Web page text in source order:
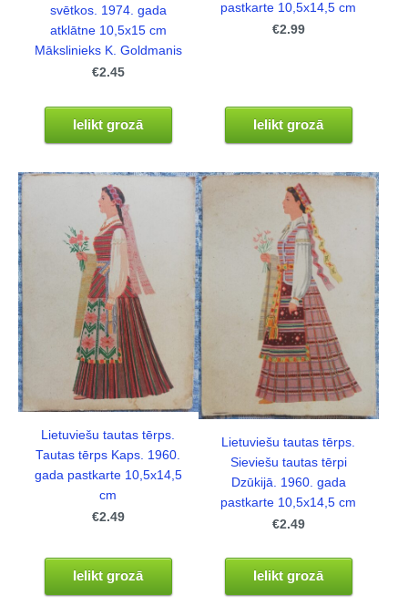
svētkos. 1974. gada
atklātne 10,5x15 cm
Mākslinieks K. Goldmanis
€2.45
Ielikt grozā
pastkarte 10,5x14,5 cm
€2.99
Ielikt grozā
Lietuviešu tautas tērps.
Tautas tērps Kaps. 1960.
gada pastkarte 10,5x14,5
cm
€2.49
Ielikt grozā
Lietuviešu tautas tērps.
Sieviešu tautas tērpi
Dzūkijā. 1960. gada
pastkarte 10,5x14,5 cm
€2.49
Ielikt grozā